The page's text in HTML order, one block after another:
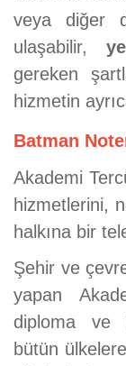
veya diğer
ulaşabilir,
gereken
hizmetin
Batman
Akademi
hizmetlerini,
halkına bir
Şehir ve
yapan
diploma ve
bütün